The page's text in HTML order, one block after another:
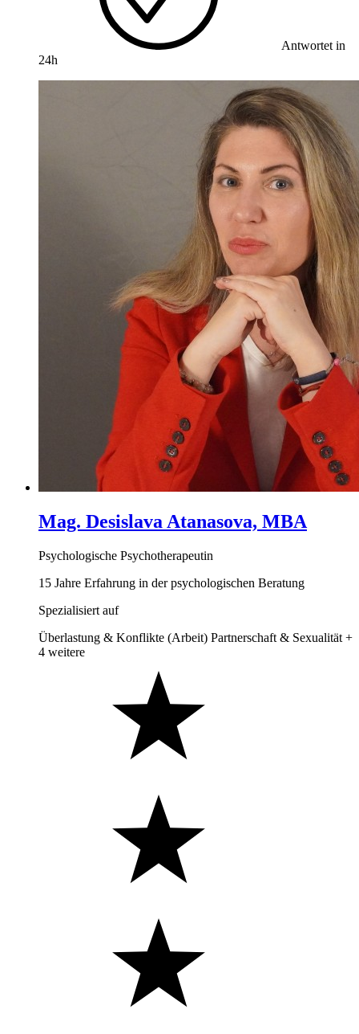
Antwortet in
24h
Mag. Desislava Atanasova, MBA
Psychologische Psychotherapeutin
15 Jahre Erfahrung in der psychologischen Beratung
Spezialisiert auf
Überlastung & Konflikte (Arbeit) Partnerschaft & Sexualität +
4 weitere